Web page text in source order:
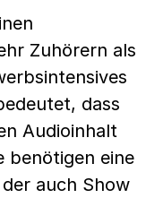
Zuhörern als
dass
Audioinhalt
benötigen eine
auch Show